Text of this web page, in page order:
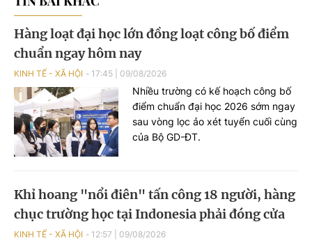
Hàng loạt đại học lớn đồng loạt công bố điểm
chuẩn ngay hôm nay
KINH TẾ - XÃ HỘI 17:45 09/08/2026
Nhiều trường có kế hoạch công bố
điểm chuẩn đại học 2026 sớm ngay
sau vòng lọc ảo xét tuyển cuối cùng
của Bộ GD-ĐT.
Khỉ hoang "nổi điên" tấn công 18 người, hàng
chục trường học tại Indonesia phải đóng cửa
KINH TẾ - XÃ HỘI 12:57 09/08/2026